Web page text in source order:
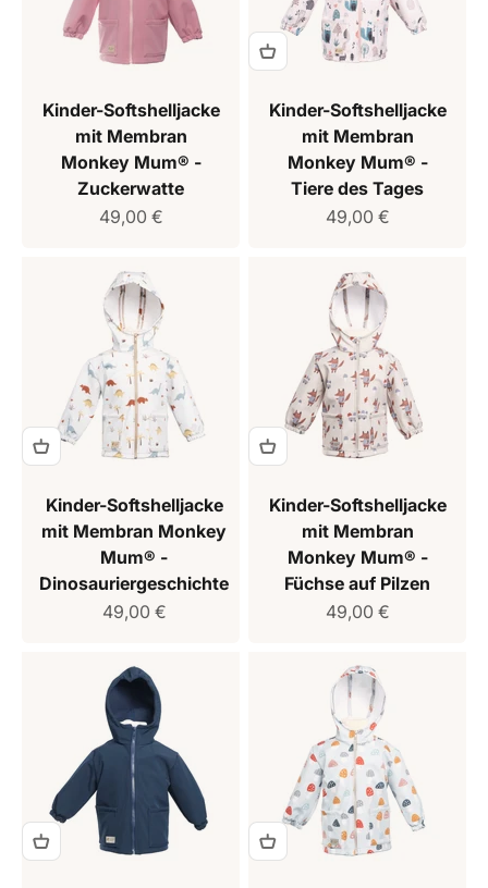
Kinder-Softshelljacke
mit Membran
Monkey Mum® -
Zuckerwatte
Verkaufspreis
49,00 €
Kinder-Softshelljacke
mit Membran
Monkey Mum® -
Tiere des Tages
Verkaufspreis
49,00 €
Kinder-Softshelljacke
mit Membran Monkey
Mum® -
Dinosauriergeschichte
Verkaufspreis
49,00 €
Kinder-Softshelljacke
mit Membran
Monkey Mum® -
Füchse auf Pilzen
Verkaufspreis
49,00 €